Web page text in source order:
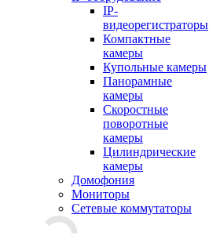
IP-
видеорегистраторы
Компактные
камеры
Купольные камеры
Панорамные
камеры
Скоростные
поворотные
камеры
Цилиндрические
камеры
Домофония
Мониторы
Сетевые коммутаторы